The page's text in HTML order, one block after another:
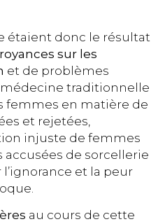
étaient donc le résultat
sur les
et de problèmes
médecine traditionnelle
femmes en matière de
et rejetées,
injuste de femmes
de sorcellerie
et la peur
au cours de cette